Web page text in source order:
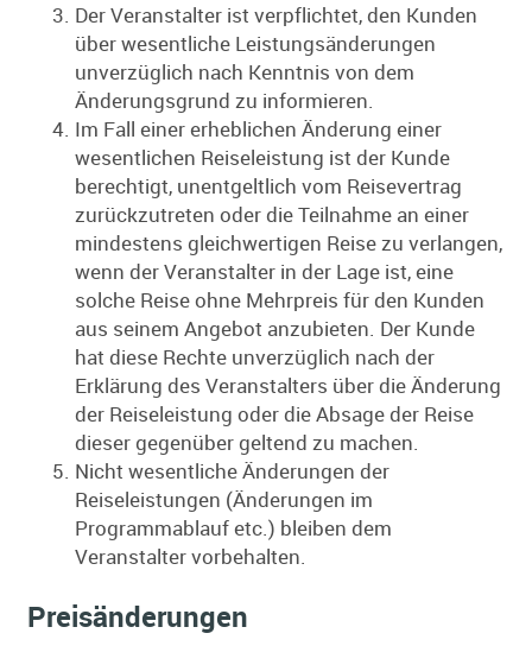
Der Veranstalter ist verpflichtet, den Kunden
über wesentliche Leistungsänderungen
unverzüglich nach Kenntnis von dem
Änderungsgrund zu informieren.
Im Fall einer erheblichen Änderung einer
wesentlichen Reiseleistung ist der Kunde
berechtigt, unentgeltlich vom Reisevertrag
zurückzutreten oder die Teilnahme an einer
mindestens gleichwertigen Reise zu verlangen,
wenn der Veranstalter in der Lage ist, eine
solche Reise ohne Mehrpreis für den Kunden
aus seinem Angebot anzubieten. Der Kunde
hat diese Rechte unverzüglich nach der
Erklärung des Veranstalters über die Änderung
der Reiseleistung oder die Absage der Reise
dieser gegenüber geltend zu machen.
Nicht wesentliche Änderungen der
Reiseleistungen (Änderungen im
Programmablauf etc.) bleiben dem
Veranstalter vorbehalten.
Preisänderungen